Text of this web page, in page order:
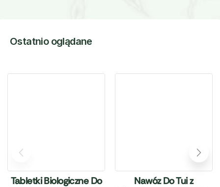
Ostatnio oglądane
Tabletki Biologiczne Do
Nawóz Do Tui z